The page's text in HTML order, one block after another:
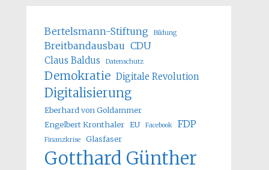
Bertelsmann-Stiftung Bildung
Breitbandausbau CDU
Claus Baldus Datenschutz
Demokratie Digitale Revolution
Digitalisierung
Eberhard von Goldammer
Engelbert Kronthaler EU Facebook FDP
Finanzkrise Glasfaser
Gotthard Günther